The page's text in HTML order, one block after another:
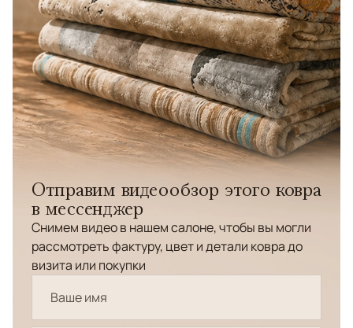
Отправим видеообзор этого ковра
в мессенджер
Снимем видео в нашем салоне, чтобы вы могли
рассмотреть фактуру, цвет и детали ковра до
визита или покупки